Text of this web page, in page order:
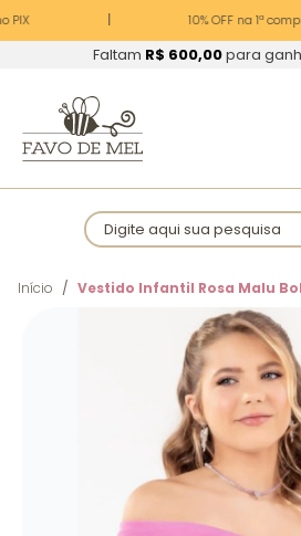
PIX 10% OFF na 1ª
Faltam R$ 600,00para
Digite aqui sua pesquisa
Início Vestido Infantil Rosa Malu